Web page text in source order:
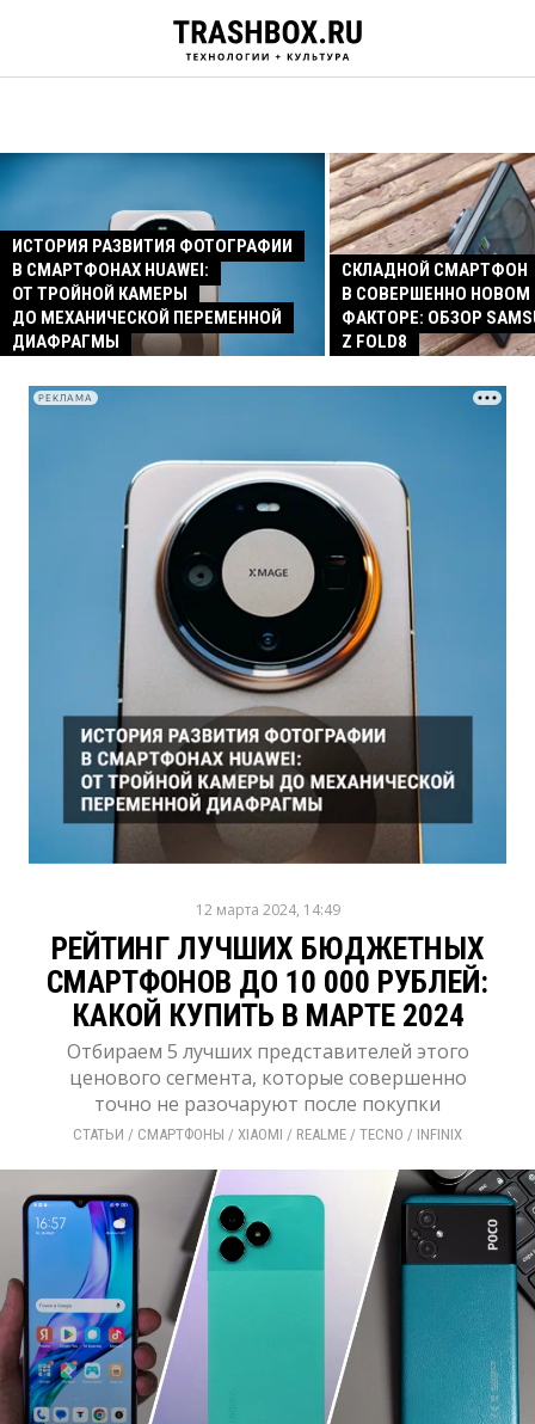
ИСТОРИЯ РАЗВИТИЯ ФОТОГРАФИИ
В СМАРТФОНАХ HUAWEI:
ОТ ТРОЙНОЙ КАМЕРЫ
ДО МЕХАНИЧЕСКОЙ ПЕРЕМЕННОЙ
ДИАФРАГМЫ
СКЛАДНОЙ СМАРТФОН
В СОВЕРШЕННО
ФАКТОРЕ: ОБЗОР
Z FOLD8
РЕКЛАМА
12 марта 2024, 14:49
РЕЙТИНГ ЛУЧШИХ БЮДЖЕТНЫХ
СМАРТФОНОВ ДО 10 000 РУБЛЕЙ:
КАКОЙ КУПИТЬ В МАРТЕ 2024
Отбираем 5 лучших представителей этого
ценового сегмента, которые совершенно
точно не разочаруют после покупки
СТАТЬИ / СМАРТФОНЫ / XIAOMI / REALME / TECNO / INFINIX